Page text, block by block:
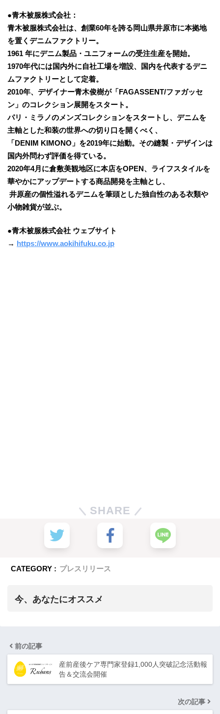
●青木被服株式会社：
青木被服株式会社は、創業60年を誇る岡山県井原市に本拠地
を置くデニムファクトリー。
1961 年にデニム製品・ユニフォームの受注生産を開始。
1970年代には国内外に自社工場を増設、国内を代表するデニ
ムファクトリーとして定着。
2010年、デザイナー青木俊樹が「FAGASSENT/ファガッセ
ン」のコレクション展開をスタート。
パリ・ミラノのメンズコレクションをスタートし、デニムを
主軸とした和装の世界への切り口を開くべく、
「DENIM KIMONO」を2019年に始動。その縫製・デザインは
国内外問わず評価を得ている。
2020年4月に倉敷美観地区に本店をOPEN、ライフスタイルを
華やかにアップデートする商品開発を主軸とし、
井原産の個性溢れるデニムを筆頭とした独自性のある衣類や
小物雑貨が並ぶ。
●青木被服株式会社 ウェブサイト
→ https://www.aokihifuku.co.jp
SHARE
CATEGORY : プレスリリース
今、あなたにオススメ
前の記事
産前産後ケア専門家登録1,000人突破記念活動報
告＆交流会開催
次の記事